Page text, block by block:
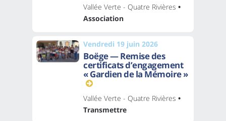
Vallée Verte - Quatre Rivières •
Association
Vendredi 19 juin 2026
Boëge — Remise des
certificats d’engagement
« Gardien de la Mémoire »
Vallée Verte - Quatre Rivières •
Transmettre